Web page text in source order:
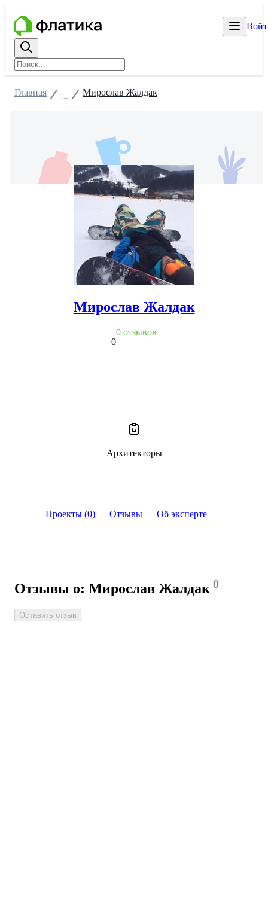
Проекты (0) Отзывы Об эксперте
Отзывы о: Мирослав Жалдак 0
Оставить отзыв
Главная Мирослав Жалдак
Мирослав Жалдак
0
0 отзывов
Архитекторы